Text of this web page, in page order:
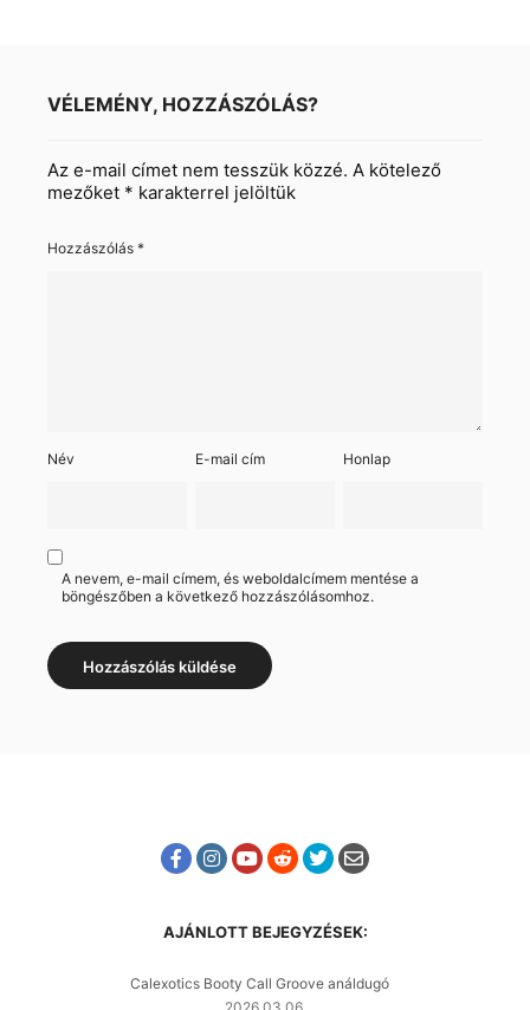
VÉLEMÉNY, HOZZÁSZÓLÁS?
Az e-mail címet nem tesszük közzé. A kötelező
mezőket * karakterrel jelöltük
Hozzászólás *
Név E-mail cím Honlap
A nevem, e-mail címem, és weboldalcímem mentése a
böngészőben a következő hozzászólásomhoz.
AJÁNLOTT BEJEGYZÉSEK:
Calexotics Booty Call Groove análdugó